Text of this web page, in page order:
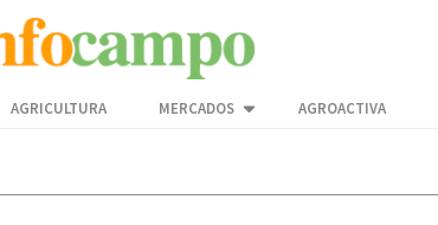
AGRICULTURA MERCADOS AGROACTIVA